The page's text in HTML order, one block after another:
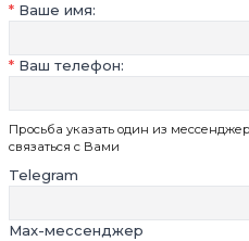
Ваше имя:
Ваш телефон:
Просьба указать один из
связаться с Вами
Telegram
Max-мессенджер